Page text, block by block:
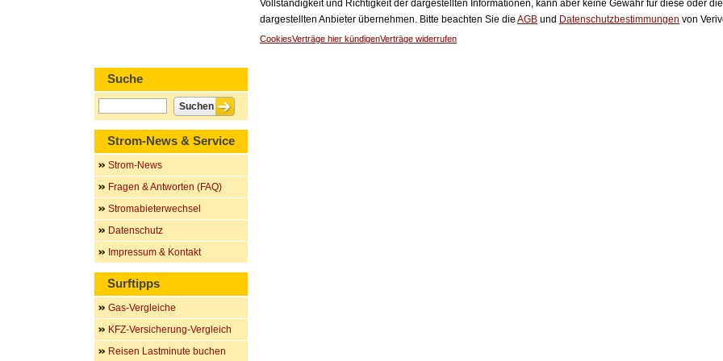
Vollständigkeit und Richtigkeit der dargestellten Informationen, kann aber keine Gewähr für diese oder
dargestellten Anbieter übernehmen. Bitte beachten Sie die AGB und Datenschutzbestimmungen von
CookiesVerträge hier kündigenVerträge widerrufen
Suche
Strom-News & Service
Strom-News
Fragen & Antworten (FAQ)
Stromabieterwechsel
Datenschutz
Impressum & Kontakt
Surftipps
Gas-Vergleiche
KFZ-Versicherung-Vergleich
Reisen Lastminute buchen